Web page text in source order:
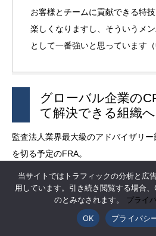
お客様とチームに貢献できる特
楽しくなりますし、そういうメ
として一番強いと思っています（
グローバル企業の
て解決できる組織へ
監査法人業界最大級のアドバイザリ
を切る予定のFRA。
そんなFRAが目指すのは「グローバル
解決できる組織」だ。
当サイトではトラフィックの分析と広
用しています。引き続き閲覧する場合
のとみなされます。 プライ
OK
プライバシ